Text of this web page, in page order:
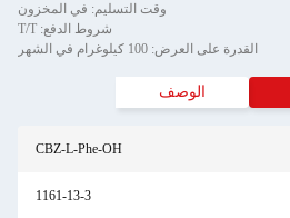
وقت التسليم: في المخزون
شروط الدفع: T/T
القدرة على العرض: 100 كيلوغرام في الشهر
الوصف
CBZ-L-Phe-OH
1161-13-3